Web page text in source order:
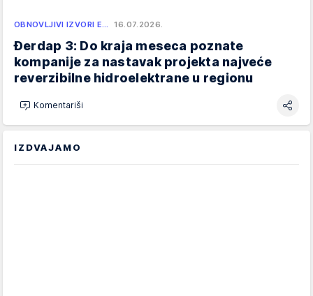
OBNOVLJIVI IZVORI E… 16.07.2026.
Đerdap 3: Do kraja meseca poznate
kompanije za nastavak projekta najveće
reverzibilne hidroelektrane u regionu
Komentariši
IZDVAJAMO